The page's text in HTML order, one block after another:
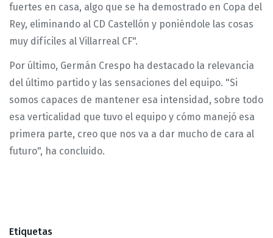
fuertes en casa, algo que se ha demostrado en Copa del
Rey, eliminando al CD Castellón y poniéndole las cosas
muy difíciles al Villarreal CF".
Por último, Germán Crespo ha destacado la relevancia
del último partido y las sensaciones del equipo. "Si
somos capaces de mantener esa intensidad, sobre todo
esa verticalidad que tuvo el equipo y cómo manejó esa
primera parte, creo que nos va a dar mucho de cara al
futuro", ha concluido.
Etiquetas